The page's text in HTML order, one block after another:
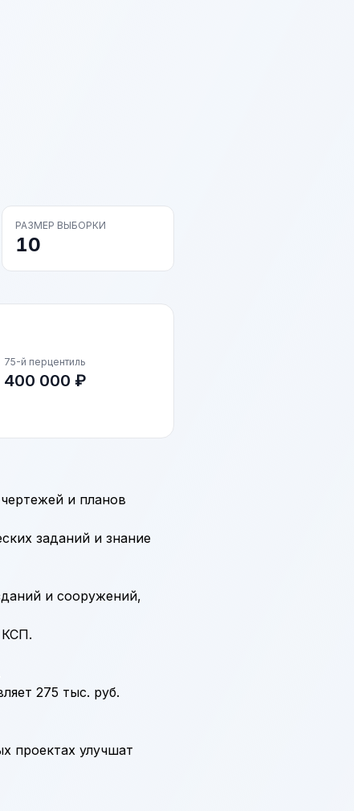
РАЗМЕР ВЫБОРКИ
10
75-й перцентиль
400 000 ₽
и планов
заданий и знание
и сооружений,
КСП.
275 тыс. руб.
проектах улучшат